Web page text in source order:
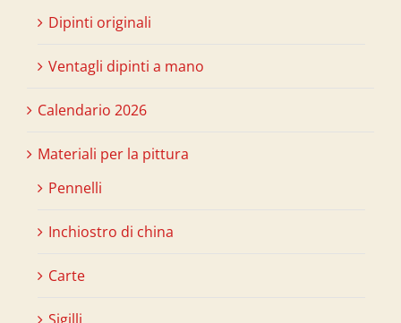
Dipinti originali
Ventagli dipinti a mano
Calendario 2026
Materiali per la pittura
Pennelli
Inchiostro di china
Carte